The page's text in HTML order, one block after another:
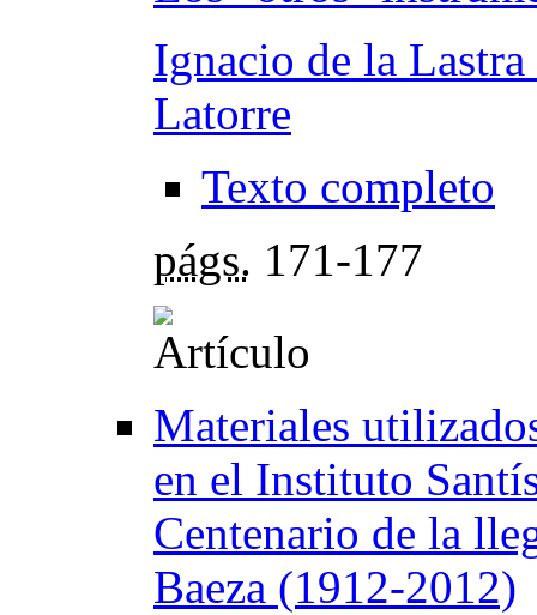
Ignacio de la Lastra
Latorre
Texto completo
págs. 171-177
Materiales
en el Instituto
Centenario de la
Baeza (1912-2012)